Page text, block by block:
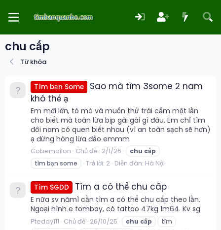
chu cấp
Từ khóa
Tìm bạn Some
Sao mà tìm 3some 2 nam
khó thế ạ
Em mới lớn, tò mò và muốn thử trái cấm một lần
cho biết mà toàn lừa bịp gài gài gì đâu. Em chỉ tìm
đôi nam có quen biết nhau (vì an toàn sạch sẽ hơn)
ạ đừng hòng lừa đảo emmm
Cobemoilon Chủ đề 2/1/26 chu cấp
tìm bạn some
Trả lời: 2 Diễn đàn: Hà Nội
Tìm SGDD Tìm a có thể chu câp
E nữa sv năm1 cần tìm a có thể chu cấp theo lần.
Ngoại hình e tomboy, có tattoo 47kg 1m64. Kv sg
Pteddy111 Chủ đề 26/10/25 chu cấp
tìm